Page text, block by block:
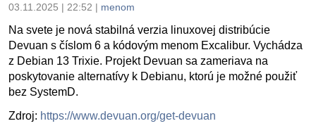
03.11.2025 | 22:52 | menom
Na svete je nová stabilná verzia linuxovej distribúcie
Devuan s číslom 6 a kódovým menom Excalibur. Vychádza
z Debian 13 Trixie. Projekt Devuan sa zameriava na
poskytovanie alternatívy k Debianu, ktorú je možné použiť
bez SystemD.
Zdroj: https://www.devuan.org/get-devuan